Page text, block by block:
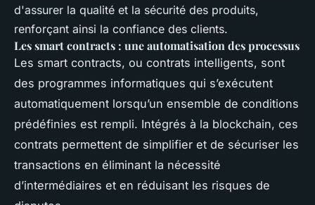
d'assurer la qualité et la sécurité des produits,
renforçant ainsi la confiance des clients.
Les smart contracts : une automatisation des processus
Les smart contracts, ou contrats intelligents, sont
des programmes informatiques qui s’exécutent
automatiquement lorsqu’un ensemble de conditions
prédéfinies est rempli. Intégrés à la blockchain, ces
contrats permettent de simplifier et de sécuriser les
transactions en éliminant la nécessité
d’intermédiaires et en réduisant les risques de